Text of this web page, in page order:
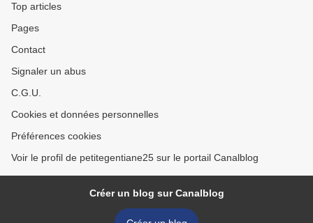
Top articles
Pages
Contact
Signaler un abus
C.G.U.
Cookies et données personnelles
Préférences cookies
Voir le profil de petitegentiane25 sur le portail Canalblog
Créer un blog sur Canalblog